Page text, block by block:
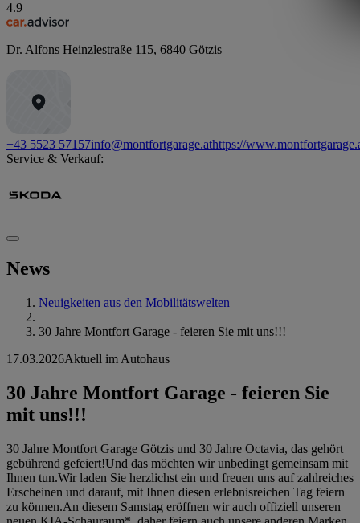
4.9
Dr. Alfons Heinzlestraße 115, 6840 Götzis
+43 5523 57157info@montfortgarage.athttps://
Service & Verkauf:
News
Neuigkeiten aus den Mobilitätswelten
30 Jahre Montfort Garage - feieren Sie mit uns!!!
17.03.2026Aktuell im Autohaus
30 Jahre Montfort Garage - feieren Sie
mit uns!!!
30 Jahre Montfort Garage Götzis und 30 Jahre Octavia, das gehört
gebührend gefeiert!Und das möchten wir unbedingt gemeinsam mit
Ihnen tun.Wir laden Sie herzlichst ein und freuen uns auf zahlreiches
Erscheinen und darauf, mit Ihnen diesen erlebnisreichen Tag feiern
zu können.An diesem Samstag eröffnen wir auch offiziell unseren